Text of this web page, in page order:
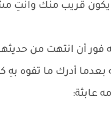
قريب منك وانتِ
فور أن انتهت من
بعدما أدرك ما تفوه
عابثة: